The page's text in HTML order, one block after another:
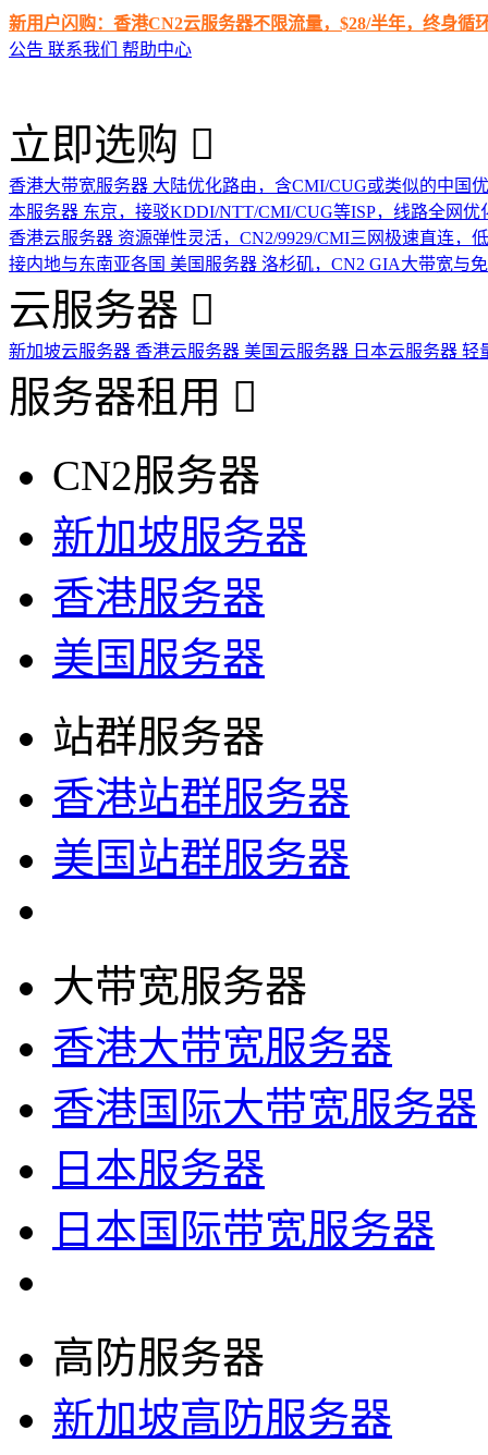
新用户闪购：香港CN2云服务器不限流量，$28/半年，终身循
公告 联系我们 帮助中心
立即选购
香港大带宽服务器 大陆优化路由，含CMI/CUG或类似的中国
本服务器 东京，接驳KDDI/NTT/CMI/CUG等ISP，线路全网优
香港云服务器 资源弹性灵活，CN2/9929/CMI三网极速直连，
接内地与东南亚各国 美国服务器 洛杉矶，CN2 GIA大带宽与
云服务器
新加坡云服务器 香港云服务器 美国云服务器 日本云服务器 轻
服务器租用
CN2服务器
新加坡服务器
香港服务器
美国服务器
站群服务器
香港站群服务器
美国站群服务器
大带宽服务器
香港大带宽服务器
香港国际大带宽服务器
日本服务器
日本国际带宽服务器
高防服务器
新加坡高防服务器